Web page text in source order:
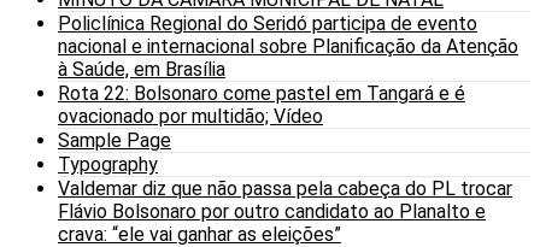
Policlínica Regional do Seridó participa de evento
nacional e internacional sobre Planificação da Atenção
à Saúde, em Brasília
Rota 22: Bolsonaro come pastel em Tangará e é
ovacionado por multidão; Vídeo
Sample Page
Typography
Valdemar diz que não passa pela cabeça do PL trocar
Flávio Bolsonaro por outro candidato ao Planalto e
crava: “ele vai ganhar as eleições”